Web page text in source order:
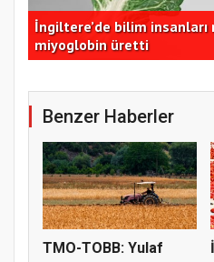
İngiltere’de bilim
miyoglobin üretti
Benzer Haberler
TMO-TOBB: Yulaf